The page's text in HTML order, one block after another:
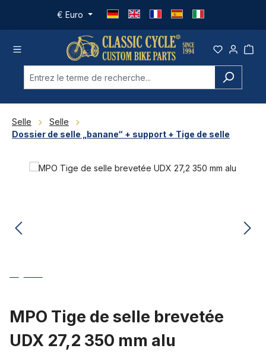
Passer au contenu principal
€ Euro
Selle
Selle
Dossier de selle „banane“ + support + Tige de selle
Ignorer la galerie d'images
MPO Tige de selle brevetée
UDX 27,2 350 mm alu